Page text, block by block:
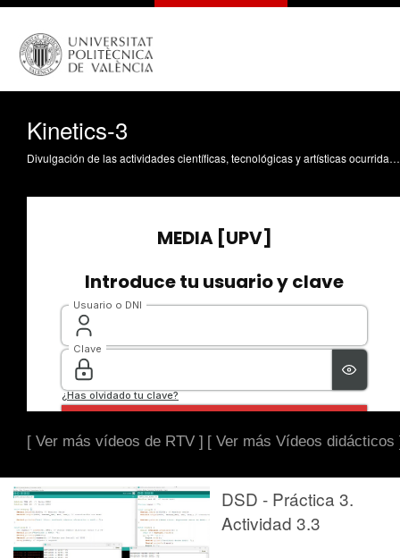
Kinetics-3
Divulgación de las actividades científicas, tecnológicas y artísticas ocurridas en los tres campus de la UPV
[ Ver más vídeos de RTV ] [ Ver más Vídeos didácticos
DSD - Práctica 3.
Actividad 3.3